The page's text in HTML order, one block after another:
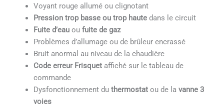
Voyant rouge allumé ou clignotant
Pression trop basse ou trop haute dans le circuit
Fuite d’eau oufuite de gaz
Problèmes d’allumage ou de brûleur encrassé
Bruit anormal au niveau de la chaudière
Code erreur Frisquet affiché sur le tableau de
commande
Dysfonctionnement duthermostat ou de lavanne 3
voies